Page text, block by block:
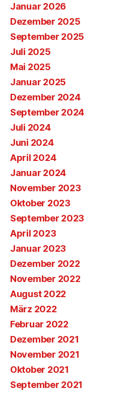
Januar 2026
Dezember 2025
September 2025
Juli 2025
Mai 2025
Januar 2025
Dezember 2024
September 2024
Juli 2024
Juni 2024
April 2024
Januar 2024
November 2023
Oktober 2023
September 2023
April 2023
Januar 2023
Dezember 2022
November 2022
August 2022
März 2022
Februar 2022
Dezember 2021
November 2021
Oktober 2021
September 2021